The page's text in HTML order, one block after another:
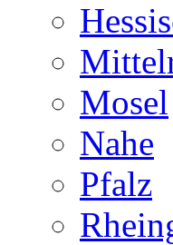
Mosel
Nahe
Pfalz